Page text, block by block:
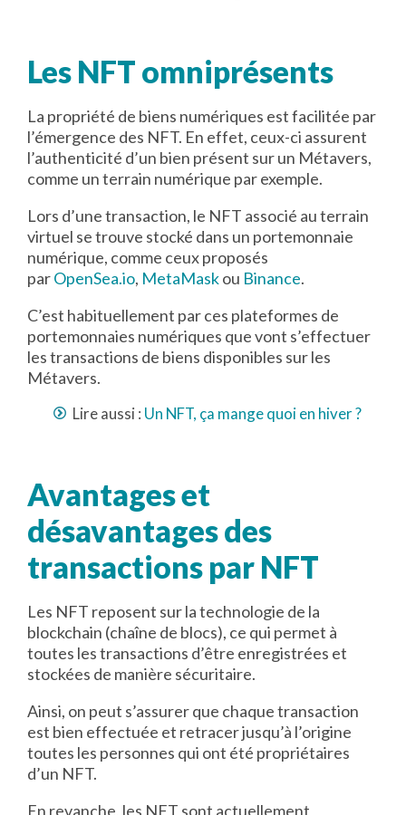
Les NFT omniprésents
La propriété de biens numériques est facilitée par
l’émergence des NFT. En effet, ceux-ci assurent
l’authenticité d’un bien présent sur un Métavers,
comme un terrain numérique par exemple.
Lors d’une transaction, le NFT associé au terrain
virtuel se trouve stocké dans un portemonnaie
numérique, comme ceux proposés
parOpenSea.io, MetaMaskou Binance.
C’est habituellement par ces plateformes de
portemonnaies numériques que vont s’effectuer
les transactions de biens disponibles sur les
Métavers.
Lire aussi : Un NFT, ça mange quoi en hiver ?
Avantages et
désavantages des
transactions par NFT
Les NFT reposent sur la technologie de la
blockchain (chaîne de blocs), ce qui permet à
toutes les transactions d’être enregistrées et
stockées de manière sécuritaire.
Ainsi, on peut s’assurer que chaque transaction
est bien effectuée et retracer jusqu’à l’origine
toutes les personnes qui ont été propriétaires
d’un NFT.
En revanche, les NFT sont actuellement